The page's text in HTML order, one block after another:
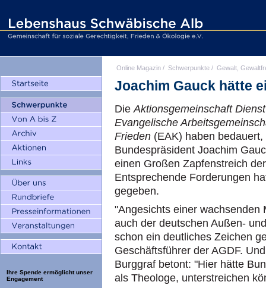
Ihre Spende ermöglicht unser
Engagement
Online Magazin / Schwerpunkte / Gewalt,
Joachim Gauck hätte
DieAktionsgemeinschaft
Evangelische
Frieden (EAK) haben
Bundespräsident Joachim
einen Großen Zapfenstreich
Entsprechende Forderungen
gegeben.
"Angesichts einer wachsenden
auch der deutschen Außen-
schon ein deutliches Zeichen
Geschäftsführer der AGDF.
Burggraf betont: "Hier hätte
als Theologe, unterstreichen